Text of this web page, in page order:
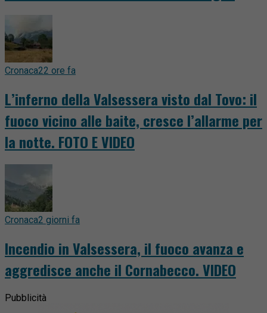
Cronaca22 ore fa
L’inferno della Valsessera visto dal Tovo: il
fuoco vicino alle baite, cresce l’allarme per
la notte. FOTO E VIDEO
Cronaca2 giorni fa
Incendio in Valsessera, il fuoco avanza e
aggredisce anche il Cornabecco. VIDEO
Pubblicità